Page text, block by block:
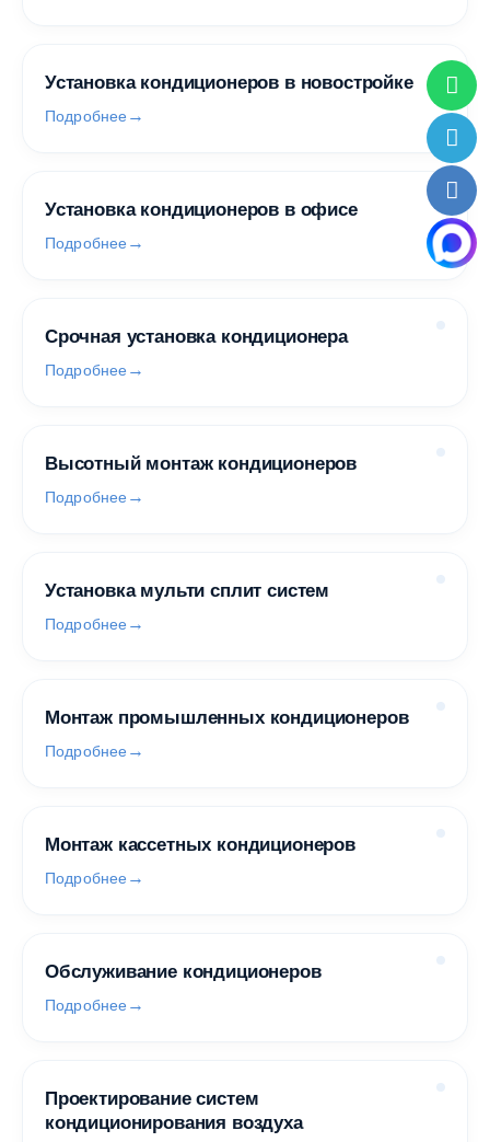
Установка кондиционеров в новостройке
Подробнее
Установка кондиционеров в офисе
Подробнее
Срочная установка кондиционера
Подробнее
Высотный монтаж кондиционеров
Подробнее
Установка мульти сплит систем
Подробнее
Монтаж промышленных кондиционеров
Подробнее
Монтаж кассетных кондиционеров
Подробнее
Обслуживание кондиционеров
Подробнее
Проектирование систем
кондиционирования воздуха